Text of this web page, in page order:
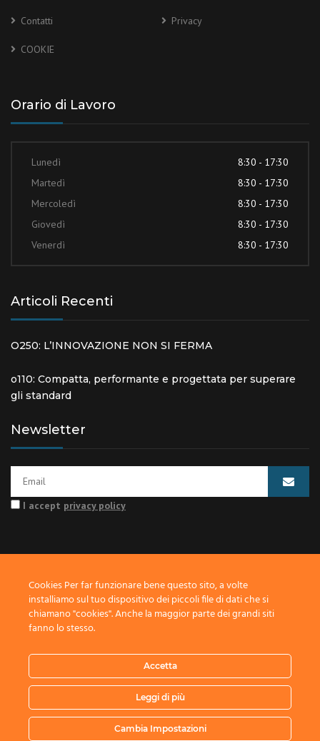
Contatti Privacy
COOKIE
Orario di Lavoro
Lunedì
8:30 - 17:30
Martedì
8:30 - 17:30
Mercoledì
8:30 - 17:30
Giovedì
8:30 - 17:30
Venerdì
8:30 - 17:30
Articoli Recenti
O250: L’INNOVAZIONE NON SI FERMA
o110: Compatta, performante e progettata per superare
gli standard
Newsletter
I accept privacy policy
© 2018 COFLUID S.R.L. – Via Pegomas, 12/A -18/A -52018 -Castel
San Niccolò -(AR)-Italy Tel. +39 0575.300209 – P. IVA
IT01921250518 – Cap. Soc. € 80000 i.v.
Società soggetta a direzione e coordinamento di L.M.C. MECCANICA
S.R.L. con Socio Unico R.I. AR 00293580510.
Cookies Per far funzionare bene questo sito, a volte
installiamo sul tuo dispositivo dei piccoli file di dati che si
chiamano "cookies". Anche la maggior parte dei grandi siti
fanno lo stesso.
Accetta
Leggi di più
Cambia Impostazioni